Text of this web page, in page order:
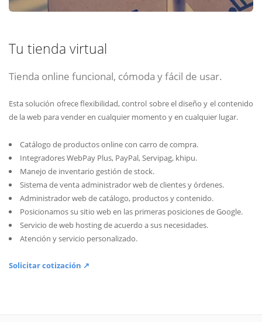
Tu tienda virtual
Tienda online funcional, cómoda y fácil de usar.
Esta solución ofrece flexibilidad, control sobre el diseño y el contenido
de la web para vender en cualquier momento y en cualquier lugar.
Catálogo de productos online con carro de compra.
Integradores WebPay Plus, PayPal, Servipag, khipu.
Manejo de inventario gestión de stock.
Sistema de venta administrador web de clientes y órdenes.
Administrador web de catálogo, productos y contenido.
Posicionamos su sitio web en las primeras posiciones de Google.
Servicio de web hosting de acuerdo a sus necesidades.
Atención y servicio personalizado.
Solicitar cotización ↗